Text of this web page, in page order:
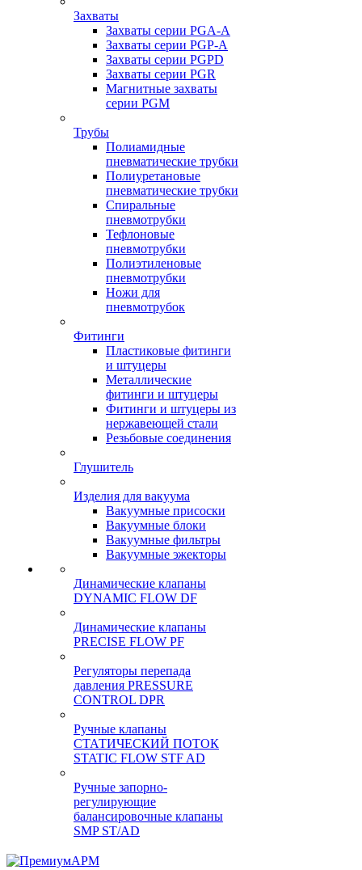
Захваты
Захваты серии PGA-A
Захваты серии PGP-A
Захваты серии PGPD
Захваты серии PGR
Магнитные захваты
серии PGM
Трубы
Полиамидные
пневматические трубки
Полиуретановые
пневматические трубки
Спиральные
пневмотрубки
Тефлоновые
пневмотрубки
Полиэтиленовые
пневмотрубки
Ножи для
пневмотрубок
Фитинги
Пластиковые фитинги
и штуцеры
Металлические
фитинги и штуцеры
Фитинги и штуцеры из
нержавеющей стали
Резьбовые соединения
Глушитель
Изделия для вакуума
Вакуумные присоски
Вакуумные блоки
Вакуумные фильтры
Вакуумные эжекторы
Динамические клапаны
DYNAMIC FLOW DF
Динамические клапаны
PRECISE FLOW PF
Регуляторы перепада
давления PRESSURE
CONTROL DPR
Ручные клапаны
СТАТИЧЕСКИЙ ПОТОК
STATIC FLOW STF AD
Ручные запорно-
регулирующие
балансировочные клапаны
SMP ST/AD